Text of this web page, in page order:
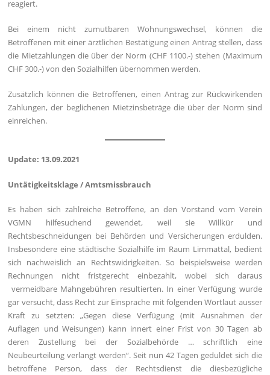
reagiert.
Bei einem nicht zumutbaren Wohnungswechsel, können die
Betroffenen mit einer ärztlichen Bestätigung einen Antrag stellen, dass
die Mietzahlungen die über der Norm (CHF 1100.-) stehen (Maximum
CHF 300.-) von den Sozialhilfen übernommen werden.
Zusätzlich können die Betroffenen, einen Antrag zur Rückwirkenden
Zahlungen, der beglichenen Mietzinsbeträge die über der Norm sind
einreichen.
Update: 13.09.2021
Untätigkeitsklage / Amtsmissbrauch
Es haben sich zahlreiche Betroffene, an den Vorstand vom Verein
VGMN hilfesuchend gewendet, weil sie Willkür und
Rechtsbeschneidungen bei Behörden und Versicherungen erdulden.
Insbesondere eine städtische Sozialhilfe im Raum Limmattal, bedient
sich nachweislich an Rechtswidrigkeiten. So beispielsweise werden
Rechnungen nicht fristgerecht einbezahlt, wobei sich daraus
vermeidbare Mahngebühren resultierten. In einer Verfügung wurde
gar versucht, dass Recht zur Einsprache mit folgenden Wortlaut ausser
Kraft zu setzten: „Gegen diese Verfügung (mit Ausnahmen der
Auflagen und Weisungen) kann innert einer Frist von 30 Tagen ab
deren Zustellung bei der Sozialbehörde … schriftlich eine
Neubeurteilung verlangt werden“. Seit nun 42 Tagen geduldet sich die
betroffene Person, dass der Rechtsdienst die diesbezügliche